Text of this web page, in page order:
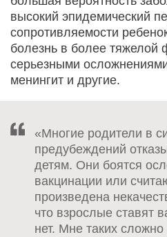
высокий эпидемический
сопротивляемости
болезнь в более тяжелой
серьезными
менингит и другие.
«Многие родители в
предубеждений
детям. Они боятся
вакцинации или
произведена
что взрослые ставят
нет. Мне таких